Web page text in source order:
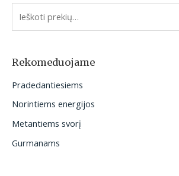
e
o
:
Rekomeduojame
Pradedantiesiems
Norintiems energijos
Metantiems svorį
Gurmanams